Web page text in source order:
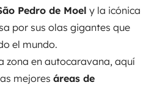
Pedro de Moel y la icónica
por sus olas gigantes que
el mundo.
zona en autocaravana, aquí
mejores áreas de